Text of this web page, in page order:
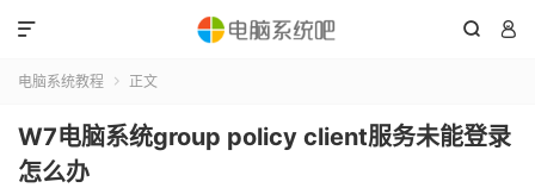
 

电脑系统教程  正文
W7电脑系统group policy client服务未能登录
怎么办